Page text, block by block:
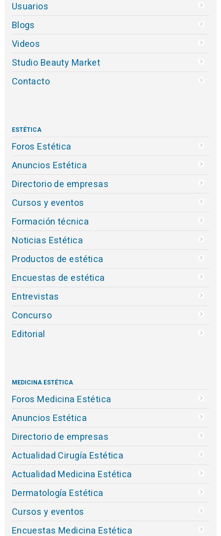
Usuarios
Blogs
Videos
Studio Beauty Market
Contacto
ESTÉTICA
Foros Estética
Anuncios Estética
Directorio de empresas
Cursos y eventos
Formación técnica
Noticias Estética
Productos de estética
Encuestas de estética
Entrevistas
Concurso
Editorial
MEDICINA ESTÉTICA
Foros Medicina Estética
Anuncios Estética
Directorio de empresas
Actualidad Cirugía Estética
Actualidad Medicina Estética
Dermatología Estética
Cursos y eventos
Encuestas Medicina Estética